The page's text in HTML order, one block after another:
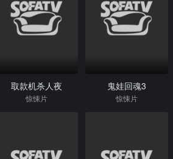
取款机杀人夜
惊悚片
鬼娃回魂3
惊悚片